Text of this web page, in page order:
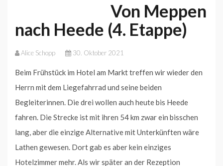
Von Meppen
nach Heede (4. Etappe)
Alice Schopp 30. Oktober 2021
Beim Frühstück im Hotel am Markt treffen wir wieder den
Herrn mit dem Liegefahrrad und seine beiden
Begleiterinnen. Die drei wollen auch heute bis Heede
fahren. Die Strecke ist mit ihren 54 km zwar ein bisschen
lang, aber die einzige Alternative mit Unterkünften wäre
Lathen gewesen. Dort gab es aber kein einziges
Hotelzimmer mehr. Als wir später an der Rezeption